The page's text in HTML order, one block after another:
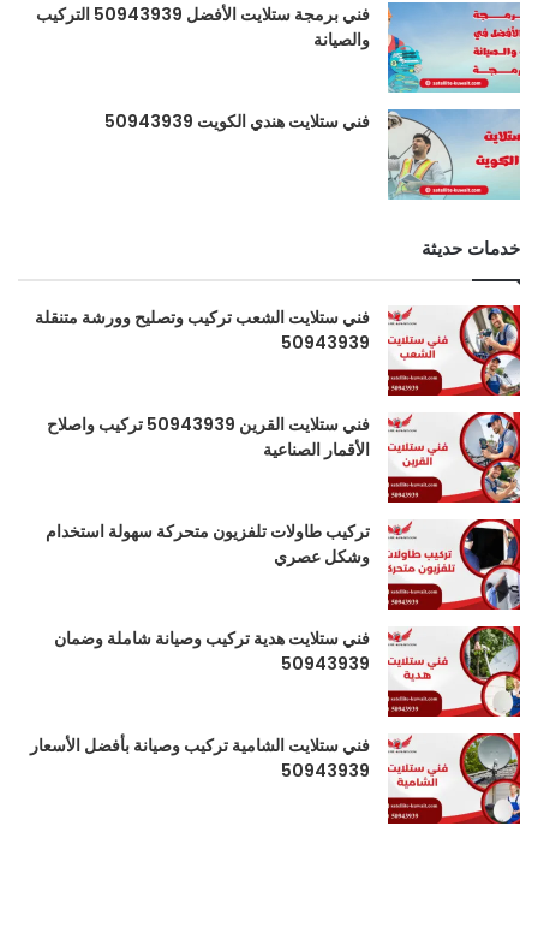
فني برمجة ستلايت الأفضل 50943939 التركيب
والصيانة
فني ستلايت هندي الكويت 50943939
خدمات حديثة
فني ستلايت الشعب تركيب وتصليح وورشة متنقلة
50943939
فني ستلايت القرين 50943939 تركيب واصلاح
الأقمار الصناعية
تركيب طاولات تلفزيون متحركة سهولة استخدام
وشكل عصري
فني ستلايت هدية تركيب وصيانة شاملة وضمان
50943939
فني ستلايت الشامية تركيب وصيانة بأفضل الأسعار
50943939